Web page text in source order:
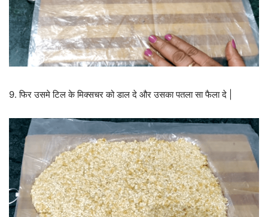
9. फिर उसमे टिल के मिक्सचर को डाल दे और उसका पतला सा फैला दे |